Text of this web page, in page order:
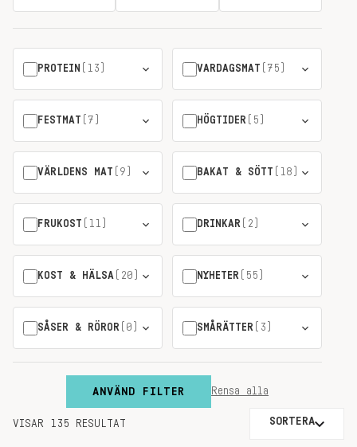
PROTEIN (13) VARDAGSMAT (75)
FESTMAT (7) HÖGTIDER (5)
VÄRLDENS MAT (9) BAKAT & SÖTT (18)
FRUKOST (11) DRINKAR (2)
KOST & HÄLSA (20) NYHETER (55)
SÅSER & RÖROR (0) SMÅRÄTTER (3)
ANVÄND FILTER Rensa alla
VISAR 135 RESULTAT SORTERA